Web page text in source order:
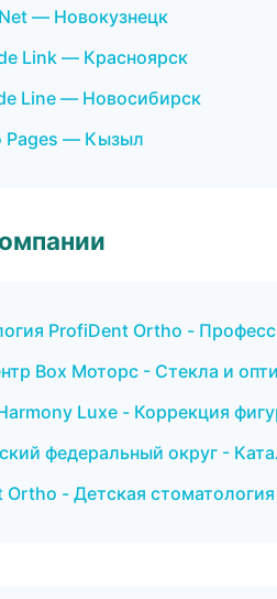
— Новокузнецк
Link — Красноярск
Line — Новосибирск
Pages — Кызыл
ProfiDent Ortho -
Box Моторс - Стекла и
Luxe - Коррекция
федеральный округ -
- Детская